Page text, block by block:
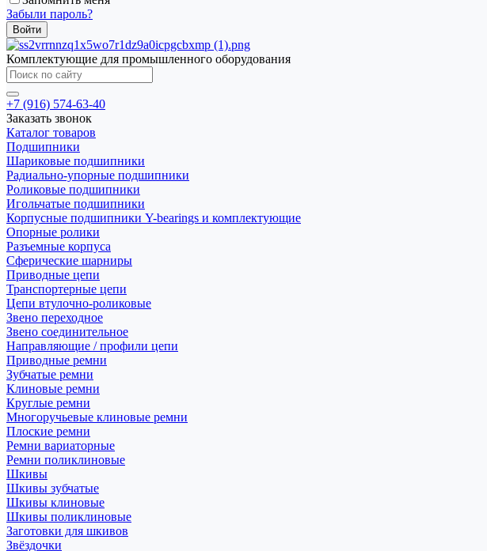
Забыли пароль?
Комплектующие для промышленного оборудования
+7 (916) 574-63-40
Заказать звонок
Каталог товаров
Подшипники
Шариковые подшипники
Радиально-упорные подшипники
Роликовые подшипники
Игольчатые подшипники
Корпусные подшипники Y-bearings и комплектующие
Опорные ролики
Разъемные корпуса
Сферические шарниры
Приводные цепи
Транспортерные цепи
Цепи втулочно-роликовые
Звено переходное
Звено соединительное
Направляющие / профили цепи
Приводные ремни
Зубчатые ремни
Клиновые ремни
Круглые ремни
Многоручьевые клиновые ремни
Плоские ремни
Ремни вариаторные
Ремни поликлиновые
Шкивы
Шкивы зубчатые
Шкивы клиновые
Шкивы поликлиновые
Заготовки для шкивов
Звёздочки